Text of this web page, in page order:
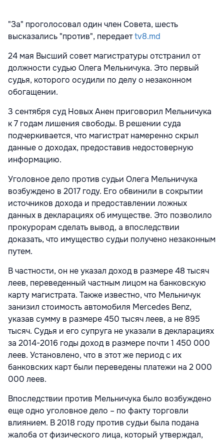
"За" проголосовал один член Совета, шесть
высказались "против", передаетtv8.md
24 мая Высший совет магистратуры отстранил от
должности судью Олега Мельничука. Это первый
судья, которого осудили по делу о незаконном
обогащении.
3 сентября суд Новых Анен приговорил Мельничука
к 7 годам лишения свободы. В решении суда
подчеркивается, что магистрат намеренно скрыл
данные о доходах, предоставив недостоверную
информацию.
Уголовное дело против судьи Олега Мельничука
возбуждено в 2017 году. Его обвинили в сокрытии
источников дохода и предоставлении ложных
данных в декларациях об имуществе. Это позволило
прокурорам сделать вывод, а впоследствии
доказать, что имущество судьи получено незаконным
путем.
В частности, он не указал доход в размере 48 тысяч
леев, переведенный частным лицом на банковскую
карту магистрата. Также известно, что Мельничук
занизил стоимость автомобиля Mercedes Benz,
указав сумму в размере 450 тысяч леев, а не 895
тысяч. Судья и его супруга не указали в декларациях
за 2014-2016 годы доход в размере почти 1 450 000
леев. Установлено, что в этот же период с их
банковских карт были переведены платежи на 2 000
000 леев.
Впоследствии против Мельничука было возбуждено
еще одно уголовное дело – по факту торговли
влиянием. В 2018 году против судьи была подана
жалоба от физического лица, который утверждал,